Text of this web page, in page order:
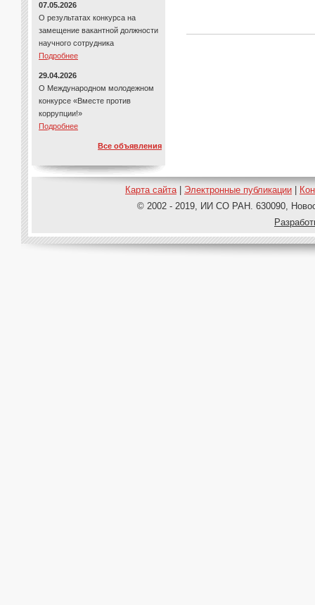
07.05.2026
О результатах конкурса на
замещение вакантной должности
научного сотрудника
Подробнее
29.04.2026
О Международном молодежном
конкурсе «Вместе против
коррупции!»
Подробнее
Все объявления
Карта сайта| Электронные публикации
© 2002 - 2019, ИИ СО РАН. 630090,